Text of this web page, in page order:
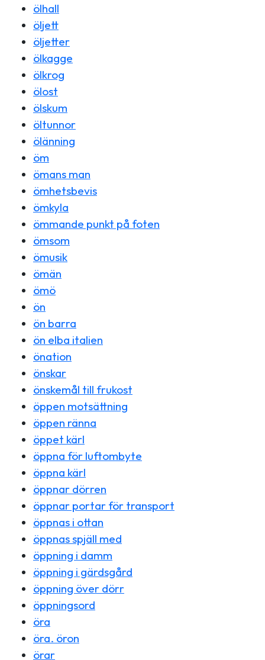
ölhall
öljett
öljetter
ölkagge
ölkrog
ölost
ölskum
öltunnor
ölänning
öm
ömans man
ömhetsbevis
ömkyla
ömmande punkt på foten
ömsom
ömusik
ömän
ömö
ön
ön barra
ön elba italien
önation
önskar
önskemål till frukost
öppen motsättning
öppen ränna
öppet kärl
öppna för luftombyte
öppna kärl
öppnar dörren
öppnar portar för transport
öppnas i ottan
öppnas spjäll med
öppning i damm
öppning i gärdsgård
öppning över dörr
öppningsord
öra
öra. öron
örar